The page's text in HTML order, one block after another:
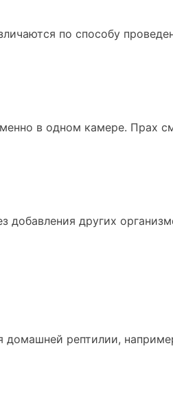
по способу
в одном камере. Прах
добавления других
рептилии,